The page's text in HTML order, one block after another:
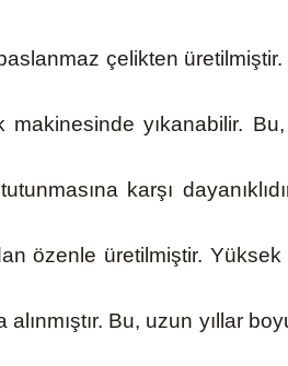
çelikten
yıkanabilir. Bu,
karşı
özenle üretilmiştir.
Bu, uzun yıllar